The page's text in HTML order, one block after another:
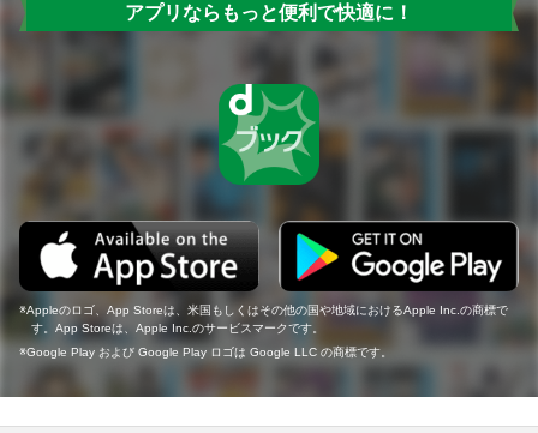
アプリならもっと便利で快適に！
Appleのロゴ、App Storeは、米国もしくはその他の国や地域におけるApple Inc.の商標で
す。App Storeは、Apple Inc.のサービスマークです。
Google Play および Google Play ロゴは Google LLC の商標です。